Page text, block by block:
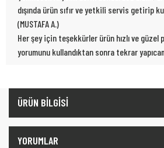
dışında ürün sıfır ve yetkili servis getirip
(MUSTAFA A.)
Her şey için teşekkürler ürün hızlı ve
yorumunu kullandıktan sonra tekrar
ÜRÜN BİLGİSİ
YORUMLAR